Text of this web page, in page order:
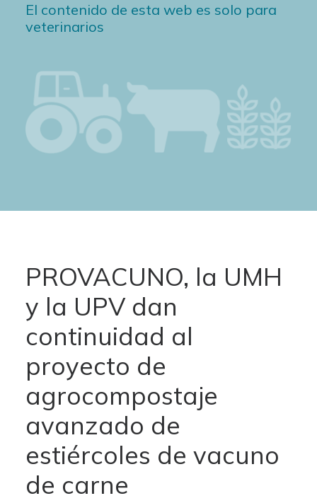
El contenido de esta web es solo para
veterinarios
PROVACUNO, la UMH
y la UPV dan
continuidad al
proyecto de
agrocompostaje
avanzado de
estiércoles de vacuno
de carne